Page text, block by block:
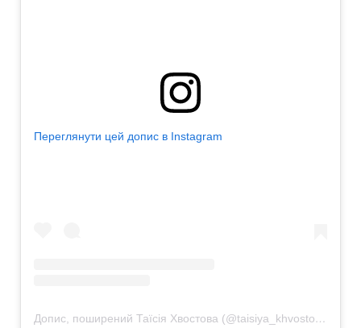
Переглянути цей допис в Instagram
Допис, поширений Таїсія Хвостова (@taisiya_khvostova)